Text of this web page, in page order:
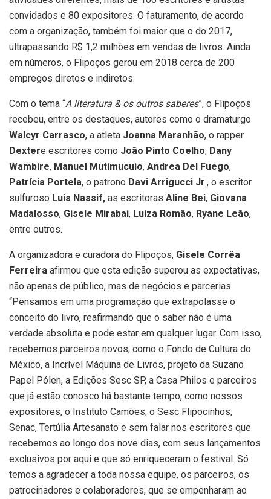
convidados e 80 expositores. O faturamento, de acordo
com a organização, também foi maior que o do 2017,
ultrapassando R$ 1,2 milhões em vendas de livros. Ainda
em números, o Flipoços gerou em 2018 cerca de 200
empregos diretos e indiretos.
Com o tema “A literatura & os outros saberes”, o Flipoços
recebeu, entre os destaques, autores como o dramaturgo
Walcyr Carrasco, a atleta Joanna Maranhão, o rapper
Dextere escritores como João Pinto Coelho, Dany
Wambire, Manuel Mutimucuio, Andrea Del Fuego,
Patrícia Portela, o patrono Davi Arrigucci Jr., o escritor
sulfuroso Luis Nassif, as escritoras Aline Bei, Giovana
Madalosso, Gisele Mirabai, Luiza Romão, Ryane Leão,
entre outros.
A organizadora e curadora do Flipoços, Gisele Corrêa
Ferreira afirmou que esta edição superou as expectativas,
não apenas de público, mas de negócios e parcerias.
“Pensamos em uma programação que extrapolasse o
conceito do livro, reafirmando que o saber não é uma
verdade absoluta e pode estar em qualquer lugar. Com isso,
recebemos parceiros novos, como o Fondo de Cultura do
México, a Incrível Máquina de Livros, projeto da Suzano
Papel Pólen, a Edições Sesc SP, a Casa Philos e parceiros
que já estão conosco há bastante tempo, como nossos
expositores, o Instituto Camões, o Sesc Flipocinhos,
Senac, Tertúlia Artesanato e sem falar nos escritores que
recebemos ao longo dos nove dias, com seus lançamentos
exclusivos por aqui e que só enriqueceram o festival. Só
temos a agradecer a toda nossa equipe, os parceiros, os
patrocinadores e colaboradores, que se empenharam ao